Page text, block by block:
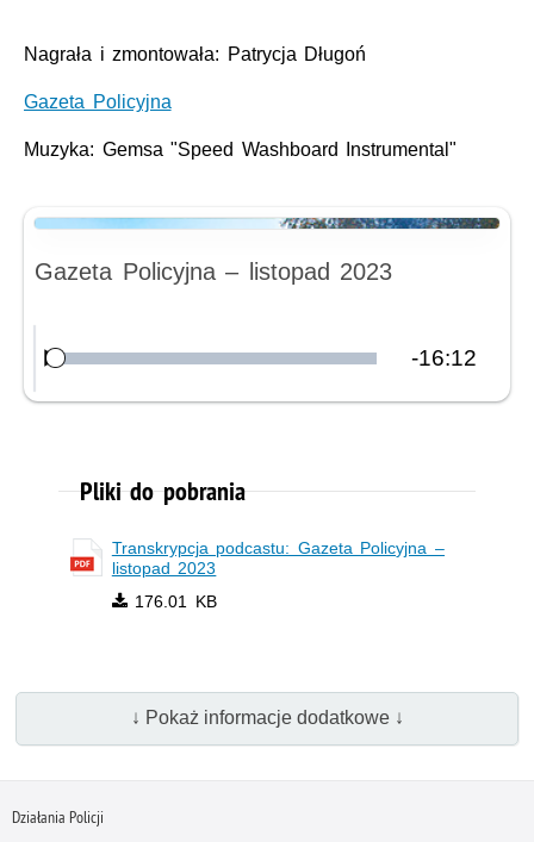
Nagrała i zmontowała: Patrycja Długoń
⁠⁠⁠⁠⁠Gazeta Policyjna⁠⁠⁠⁠⁠
Muzyka: Gemsa "Speed Washboard Instrumental"
Nagranie audio
Gazeta Policyjna – listopad 2023
Odtwórz
Załadowany:
Pozostały
-16:12
Pliki do pobrania
Transkrypcja podcastu: Gazeta Policyjna –
listopad 2023
176.01 KB
↓ Pokaż informacje dodatkowe ↓
Działania Policji